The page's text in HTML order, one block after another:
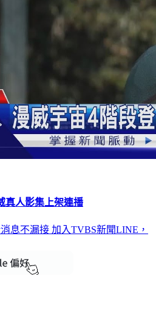
人影集上架連播
息不漏接 加入TVBS新聞LINE，